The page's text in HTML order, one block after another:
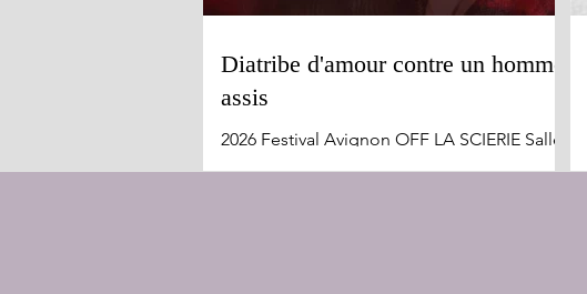
Diatribe d'amour contre un homme
assis
2026 Festival Avignon OFF LA SCIERIE Salle :